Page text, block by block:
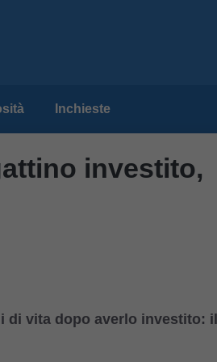
Inchieste
investito,
di vita dopo averlo investito: il